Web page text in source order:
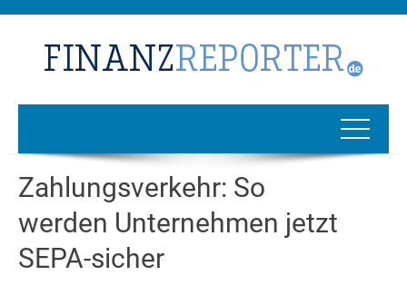
Zahlungsverkehr: So
werden Unternehmen jetzt
SEPA-sicher